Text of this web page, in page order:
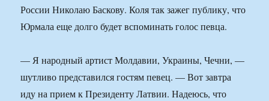
России Николаю Баскову. Коля так зажег публику, что
Юрмала еще долго будет вспоминать голос певца.
— Я народный артист Молдавии, Украины, Чечни, —
шутливо представился гостям певец. — Вот завтра
иду на прием к Президенту Латвии. Надеюсь, что